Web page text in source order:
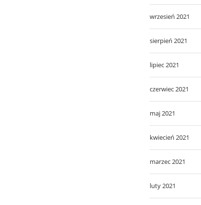
wrzesień 2021
sierpień 2021
lipiec 2021
czerwiec 2021
maj 2021
kwiecień 2021
marzec 2021
luty 2021